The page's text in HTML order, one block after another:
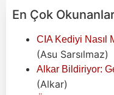
En Çok
CIA Kediyi Nasıl
(Asu Sarsılmaz)
Alkar Bildiriyor:
(Alkar)